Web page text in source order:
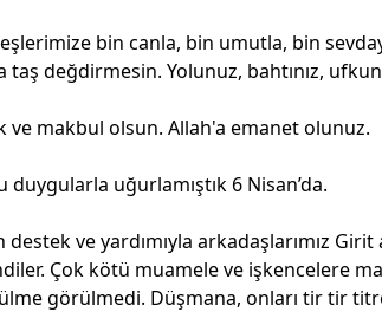
bin canla, bin umutla, bin
taş değdirmesin. Yolunuz, bahtınız,
ve makbul olsun. Allah'a emanet olunuz.
duygularla uğurlamıştık 6 Nisan’da.
destek ve yardımıyla arkadaşlarımız Girit
Çok kötü muamele ve işkencelere
görülmedi. Düşmana, onları tir tir